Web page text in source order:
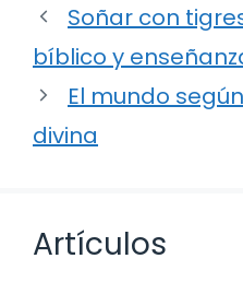
Soñar con
bíblico y
El mundo
divina
Artículos